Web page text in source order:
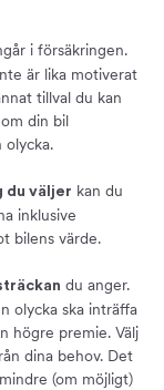
i försäkringen.
är lika motiverat
tillval du kan
din bil
olycka.
du väljer kan du
inklusive
bilens värde.
du anger.
olycka ska inträffa
högre premie. Välj
dina behov. Det
(om möjligt)